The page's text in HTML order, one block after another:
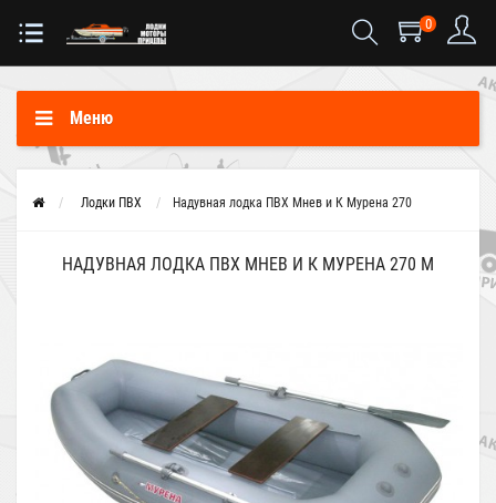
0
Меню
Лодки ПВХ Надувная лодка ПВХ Мнев и К Мурена 270
НАДУВНАЯ ЛОДКА ПВХ МНЕВ И К МУРЕНА 270 М